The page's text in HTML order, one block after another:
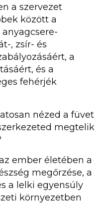
a szervezet
között a
, zsír- és
a
és a
fehérjék
nézed a füvet
megtelik
ember életében a
megőrzése, a
a lelki egyensúly
környezetben